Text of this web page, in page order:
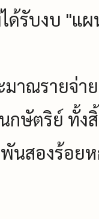
ด้รับงบ "แ
มาณรายจ่
นกษัตริย์
นสองร้อ